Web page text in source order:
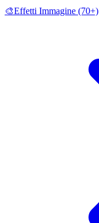
🎨Effetti Immagine (70+)